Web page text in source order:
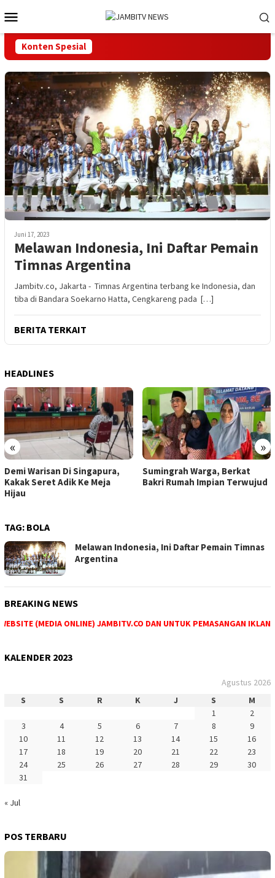
ke
kontenMobile
Konten Spesial
Juni 17, 2023
Melawan Indonesia, Ini Daftar Pemain
Timnas Argentina
Jambitv.co, Jakarta - Timnas Argentina terbang ke Indonesia, dan
tiba di Bandara Soekarno Hatta, Cengkareng pada […]
BERITA TERKAIT
HEADLINES
« »
Demi Warisan Di Singapura,
Kakak Seret Adik Ke Meja
Hijau
Sumingrah Warga, Berkat
Bakri Rumah Impian Terwujud
TAG: BOLA
Melawan Indonesia, Ini Daftar Pemain Timnas
Argentina
BREAKING NEWS
(MEDIA ONLINE) JAMBITV.CO DAN UNTUK PEMASANGAN IKLAN
KALENDER 2023
Agustus 2026
S
S R K J S
M
1
2
3
4 5 6 7 8
9
10
11 12 13 14 15
16
17
18 19 20 21 22
23
24
25 26 27 28 29
30
31
« Jul
POS TERBARU